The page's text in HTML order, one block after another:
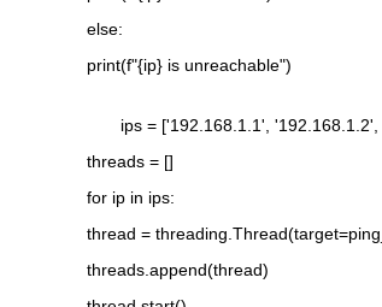
else:
print(f"{ip} is unreachable")
ips = ['192.168.1.1',
threads = []
for ip in ips:
thread =
threads.append(thread)